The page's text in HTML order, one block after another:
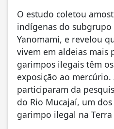
O estudo coletou
indígenas do
Yanomami, e revelou
vivem em aldeias mais
garimpos ilegais têm
exposição ao mercúrio.
participaram da
do Rio Mucajaí, um
garimpo ilegal na Terra